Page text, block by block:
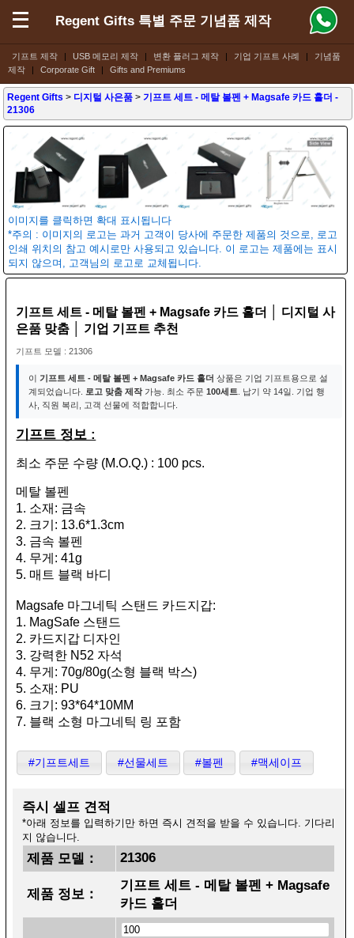
기프트 제작 | USB 메모리 제작 | 변환 플러그 제작 | 기업 기프트 사례 |
기념품
제작
| Corporate Gift | Gifts and Premiums
Regent Gifts 특별 주문 기념품 제작
Regent Gifts > 디지털 사은품 >기프트 세트 - 메탈 볼펜 + Magsafe 카드 홀더 -
21306
이미지를 클릭하면 확대 표시됩니다
*주의 : 이미지의 로고는 과거 고객이 당사에 주문한 제품의 것으로, 로고
인쇄 위치의 참고 예시로만 사용되고 있습니다. 이 로고는 제품에는 표시
되지 않으며, 고객님의 로고로 교체됩니다.
기프트 세트 - 메탈 볼펜 + Magsafe 카드 홀더 │ 디지털 사
은품 맞춤 │ 기업 기프트 추천
기프트 모델 : 21306
이 기프트 세트 - 메탈 볼펜 + Magsafe 카드 홀더 상품은 기업 기프트용으로 설
계되었습니다.
로고 맞춤 제작가능. 최소 주문 100세트 . 납기 약 14일. 기업 행
사, 직원 복리, 고객 선물에 적합합니다.
기프트 정보 :
최소 주문 수량 (M.O.Q.) : 100 pcs.
메탈 볼펜
1. 소재: 금속
2. 크기: 13.6*1.3cm
3. 금속 볼펜
4. 무게: 41g
5. 매트 블랙 바디
Magsafe 마그네틱 스탠드 카드지갑:
1. MagSafe 스탠드
2. 카드지갑 디자인
3. 강력한 N52 자석
4. 무게: 70g/80g(소형 블랙 박스)
5. 소재: PU
6. 크기: 93*64*10MM
7. 블랙 소형 마그네틱 링 포함
#기프트세트 #선물세트 #볼펜 #맥세이프
즉시 셀프 견적
*아래 정보를 입력하기만 하면 즉시 견적을 받을 수 있습니다. 기다리
지 않습니다.
제품 모델： 21306
제품 정보：
기프트 세트 - 메탈 볼펜 + Magsafe
카드 홀더